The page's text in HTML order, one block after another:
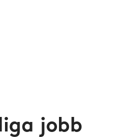
jobb